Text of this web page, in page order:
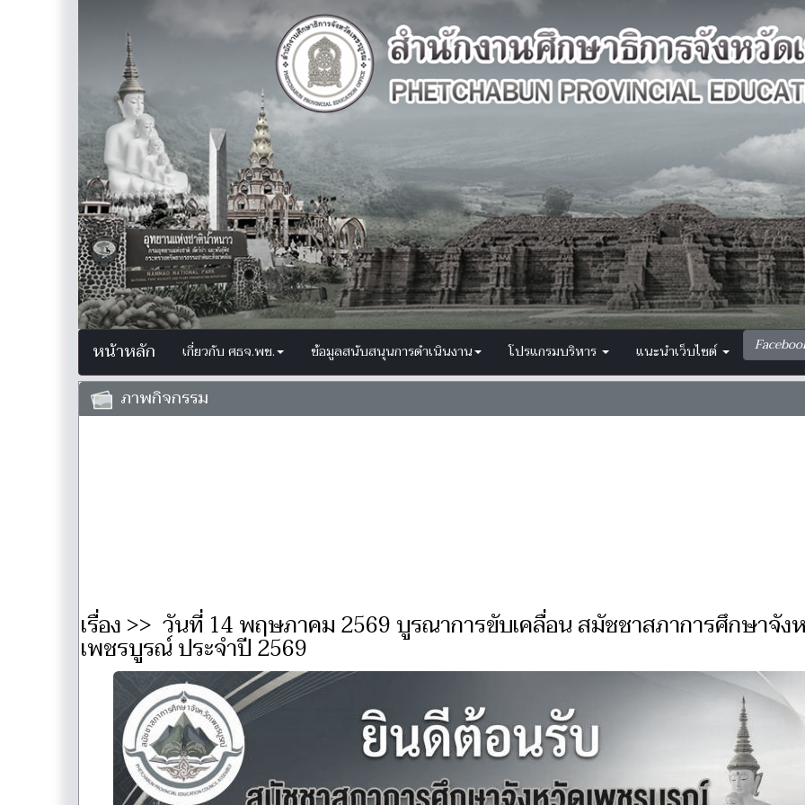
หน้าหลัก เกี่ยวกับ ศธจ.พช. ข้อมูลสนับสนุนการดำเนินงาน โปรแกรมบริหาร แนะนำเว็บไซต์
ภาพกิจกรรม
เรื่อง >> วันที่ 14 พฤษภาคม 2569 บูรณาการขับเคลื่อน สมัชชาสภาการศึกษาจัง
เพชรบูรณ์ ประจำปี 2569